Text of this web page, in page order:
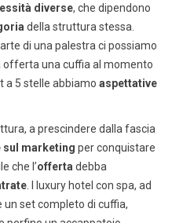
diverse, che dipendono
della struttura stessa.
di una palestra ci possiamo
offerta una cuffia al momento
a 5 stelle abbiamo aspettative
a prescindere dalla fascia
sul marketing per conquistare
che l’offerta debba
. I luxury hotel con spa, ad
set completo di cuffia,